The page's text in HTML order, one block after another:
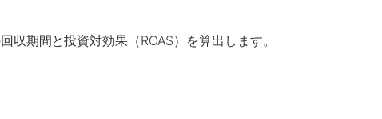
期間と投資対効果（ROAS）を算出します。